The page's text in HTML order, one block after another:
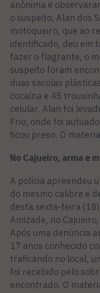
anônima e
o suspeito, Alan dos
motoqueiro, que ao
identificado, deu em
fazer o flagrante, o
suspeito foram
duas sacolas
cocaína e 45
celular. Alan foi
Frio, onde foi
ficou preso. O
No Cajueiro, arma e
A polícia apreendeu
do mesmo calibre e
desta sexta-feira
Amizade, no
Após uma denúncia
17 anos conhecido
traficando no local,
foi recebido pelo
encontrado. O